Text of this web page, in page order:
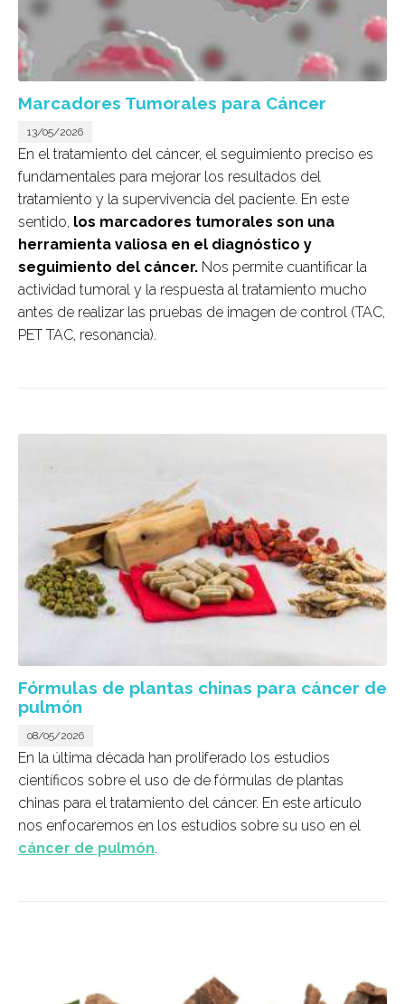
Marcadores Tumorales para Cáncer
13/05/2026
En el tratamiento del cáncer, el seguimiento preciso es
fundamentales para mejorar los resultados del
tratamiento y la supervivencia del paciente. En este
sentido, los marcadores tumorales son una
herramienta valiosa en el diagnóstico y
seguimiento del cáncer. Nos permite cuantificar la
actividad tumoral y la respuesta al tratamiento mucho
antes de realizar las pruebas de imagen de control (TAC,
PET TAC, resonancia).
Fórmulas de plantas chinas para cáncer de
pulmón
08/05/2026
En la última década han proliferado los estudios
científicos sobre el uso de de fórmulas de plantas
chinas para el tratamiento del cáncer. En este artículo
nos enfocaremos en los estudios sobre su uso en el
cáncer de pulmón.